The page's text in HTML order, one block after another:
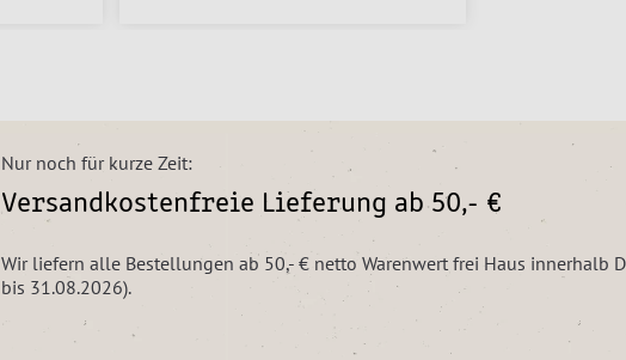
Nur noch für kurze Zeit:
Versandkostenfreie Lieferung ab 50,- €
Wir liefern alle Bestellungen ab 50,- € netto Warenwert frei Haus innerhalb
bis 31.08.2026).